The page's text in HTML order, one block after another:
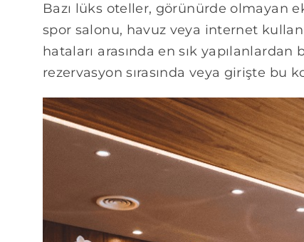
Bazı lüks oteller, görünürde olmayan
spor salonu, havuz veya internet
hataları arasında en sık
rezervasyon sırasında veya girişte bu